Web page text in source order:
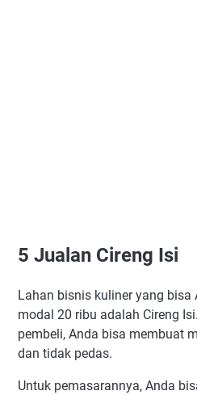
5 Jualan Cireng Isi
Lahan bisnis kuliner yang bisa
modal 20 ribu adalah Cireng
pembeli, Anda bisa membuat
dan tidak pedas.
Untuk pemasarannya, Anda